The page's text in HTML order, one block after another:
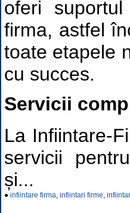
oferi
firma, astfel
toate etapele
cu succes.
Servicii
La Infiintare-
servicii
și...
● infiintare firma, infiintari firme,